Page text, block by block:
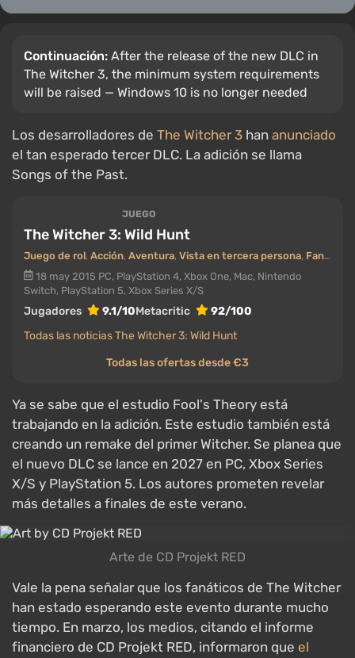
Continuación: After the release of the new DLC in
The Witcher 3, the minimum system requirements
will be raised — Windows 10 is no longer needed
Los desarrolladores de The Witcher 3 han anunciado
el tan esperado tercer DLC. La adición se llama
Songs of the Past.
JUEGO
The Witcher 3: Wild Hunt
Juego de rol, Acción, Aventura, Vista en tercera persona, Fantasía / medieval
18 may 2015 PC, PlayStation 4, Xbox One, Mac, Nintendo
Switch, PlayStation 5, Xbox Series X/S
Jugadores 9.1/10Metacritic
92/100
Todas las noticias The Witcher 3: Wild Hunt
Todas las ofertas desde €3
Ya se sabe que el estudio Fool's Theory está
trabajando en la adición. Este estudio también está
creando un remake del primer Witcher. Se planea que
el nuevo DLC se lance en 2027 en PC, Xbox Series
X/S y PlayStation 5. Los autores prometen revelar
más detalles a finales de este verano.
Arte de CD Projekt RED
Vale la pena señalar que los fanáticos de The Witcher
han estado esperando este evento durante mucho
tiempo. En marzo, los medios, citando el informe
financiero de CD Projekt RED, informaron que el